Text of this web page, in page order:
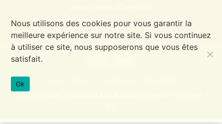
Nous utilisons des cookies pour vous garantir la
meilleure expérience sur notre site. Si vous continuez
à utiliser ce site, nous supposerons que vous êtes
satisfait.
Ok